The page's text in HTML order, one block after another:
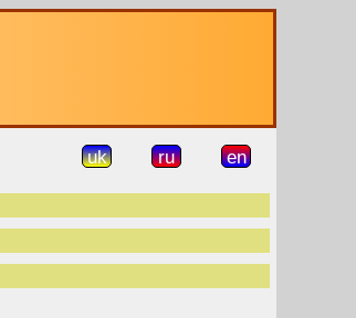
uk ru en